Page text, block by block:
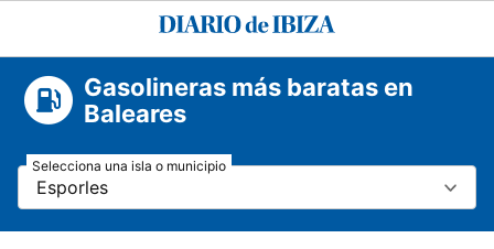
Diario
Gasolineras más baratas en
Baleares
Esporles
Selecciona una isla o municipio